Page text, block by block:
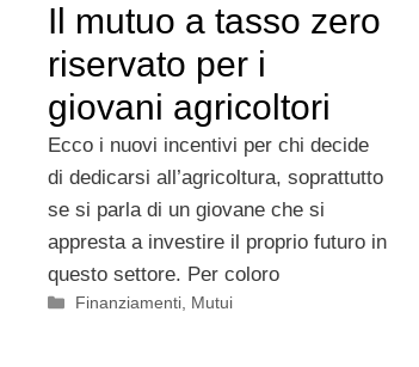
Il mutuo a tasso zero
riservato per i
giovani agricoltori
Ecco i nuovi incentivi per chi decide
di dedicarsi all’agricoltura, soprattutto
se si parla di un giovane che si
appresta a investire il proprio futuro in
questo settore. Per coloro
Categorie
Finanziamenti, Mutui